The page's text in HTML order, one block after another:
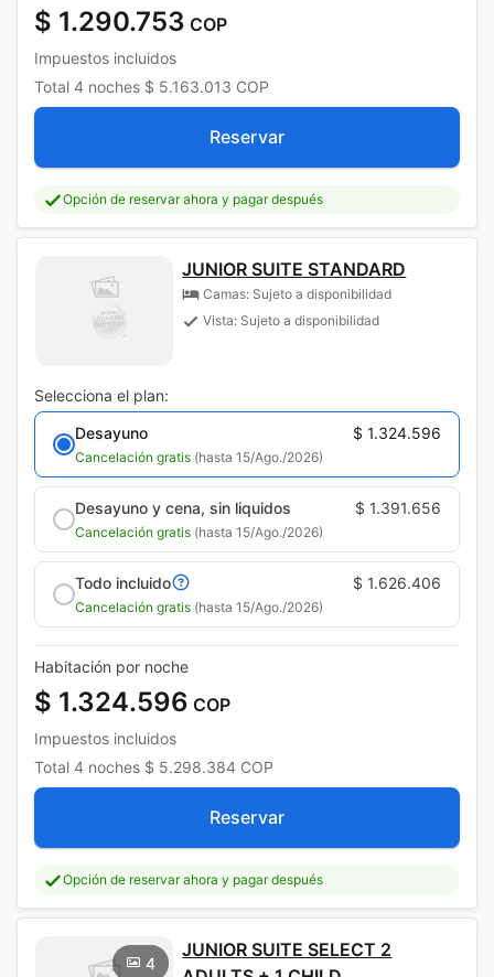
$ 1.290.753 COP
Impuestos incluidos
Total 4 noches $ 5.163.013 COP
Reservar
Opción de reservar ahora y pagar después
JUNIOR SUITE STANDARD
Camas: Sujeto a disponibilidad
Vista: Sujeto a disponibilidad
Selecciona el plan:
Desayuno
$ 1.324.596
Cancelación gratis (hasta 15/Ago./2026)
Desayuno y cena, sin liquidos $ 1.391.656
Cancelación gratis (hasta 15/Ago./2026)
Todo incluido $ 1.626.406
Cancelación gratis (hasta 15/Ago./2026)
Habitación por noche
$ 1.324.596 COP
Impuestos incluidos
Total 4 noches $ 5.298.384 COP
Reservar
Opción de reservar ahora y pagar después
4
JUNIOR SUITE SELECT 2